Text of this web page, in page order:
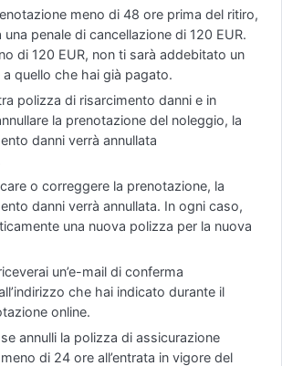
meno di 48 ore prima del ritiro,
penale di cancellazione di 120 EUR.
di 120 EUR, non ti sarà addebitato un
quello che hai già pagato.
polizza di risarcimento danni e in
la prenotazione del noleggio, la
danni verrà annullata
o correggere la prenotazione, la
danni verrà annullata. In ogni caso,
una nuova polizza per la nuova
un’e-mail di conferma
che hai indicato durante il
online.
annulli la polizza di assicurazione
di 24 ore all’entrata in vigore del